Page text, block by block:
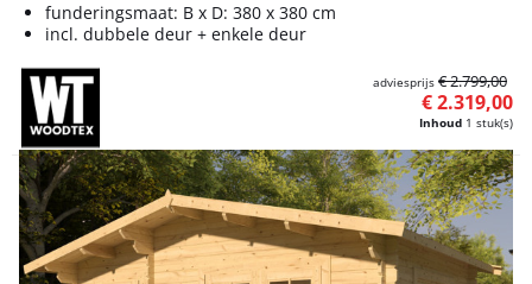
funderingsmaat: B x D: 380 x 380 cm
incl. dubbele deur + enkele deur
Inhoud 1 stuk(s)
€ 2.319,00
adviesprijs € 2.799,00